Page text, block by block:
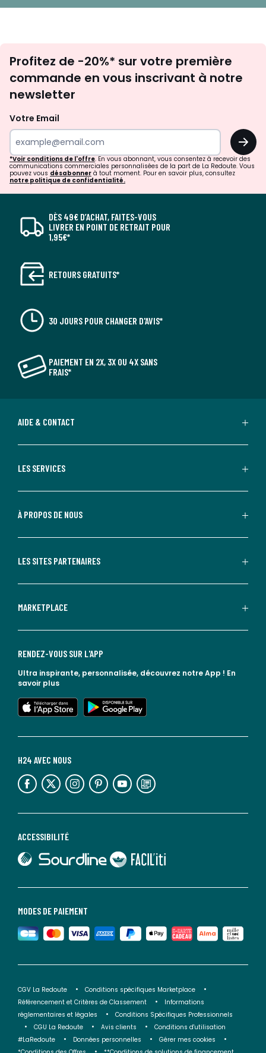
newsletter
Profitez de -20%* sur votre première
commande en vous inscrivant à notre
newsletter
Votre Email
OK
*Voir conditions de l'offre. En vous abonnant, vous consentez à recevoir des
communications commerciales personnalisées de la part de La Redoute. Vous
pouvez vous désabonner à tout moment. Pour en savoir plus, consultez
notre politique de confidentialité.
DÈS 49€ D’ACHAT, FAITES-VOUS
LIVRER EN POINT DE RETRAIT POUR
1,95€*
RETOURS GRATUITS*
30 JOURS POUR CHANGER D'AVIS*
PAIEMENT EN 2X, 3X OU 4X SANS
FRAIS*
AIDE & CONTACT
LES SERVICES
À PROPOS DE NOUS
LES SITES PARTENAIRES
MARKETPLACE
MODES DE PAIEMENT
ACCESSIBILITÉ
lien vers Sourdline
lien vers Faciliti
H24 AVEC NOUS
lien vers l'espace réseaux sociaux lien vers l'espace réseaux sociaux lien vers l'espace réseaux sociaux lien vers l'espace réseaux sociaux lien vers l'espace réseaux sociaux lien vers le blog la redoute
RENDEZ-VOUS SUR L'APP
Ultra inspirante, personnalisée, découvrez notre App ! En
savoir plus
lien vers l'app store
lien vers google play
CGV La Redoute
Conditions spécifiques Marketplace
Référencement et Critères de Classement
Informations
réglementaires et légales
Conditions Spécifiques Professionnels
CGU La Redoute
Avis clients
Conditions d'utilisation
#LaRedoute
Données personnelles
Gérer mes cookies